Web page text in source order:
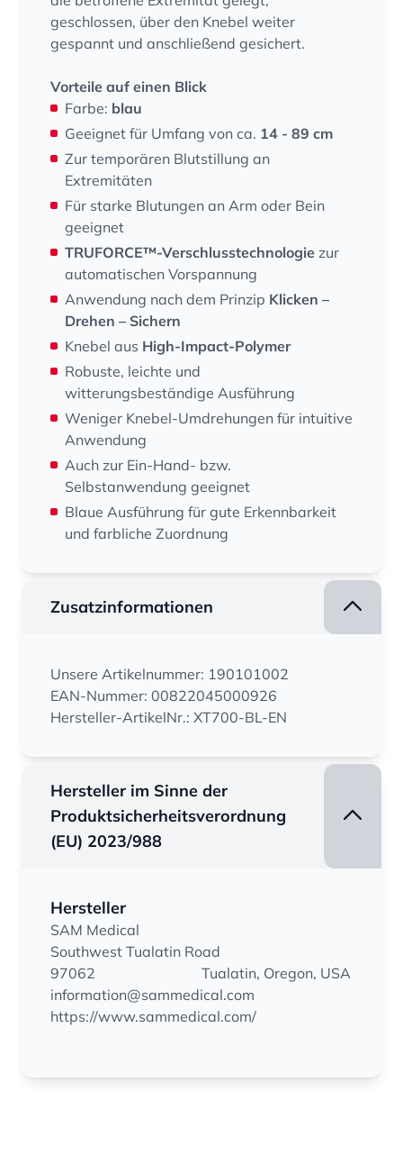
geschlossen, über den Knebel weiter
gespannt und anschließend gesichert.
Vorteile auf einen Blick
Farbe: blau
Geeignet für Umfang von ca. 14 - 89 cm
Zur temporären Blutstillung an
Extremitäten
Für starke Blutungen an Arm oder Bein
geeignet
TRUFORCE™-Verschlusstechnologie zur
automatischen Vorspannung
Anwendung nach dem Prinzip Klicken –
Drehen – Sichern
Knebel aus High-Impact-Polymer
Robuste, leichte und
witterungsbeständige Ausführung
Weniger Knebel-Umdrehungen für intuitive
Anwendung
Auch zur Ein-Hand- bzw.
Selbstanwendung geeignet
Blaue Ausführung für gute Erkennbarkeit
und farbliche Zuordnung
Zusatzinformationen
Unsere Artikelnummer: 190101002
EAN-Nummer: 00822045000926
Hersteller-ArtikelNr.: XT700-BL-EN
Hersteller im Sinne der
Produktsicherheitsverordnung
(EU) 2023/988
Hersteller
SAM Medical
Southwest Tualatin Road
97062
Tualatin, Oregon, USA
information@sammedical.com
https://www.sammedical.com/